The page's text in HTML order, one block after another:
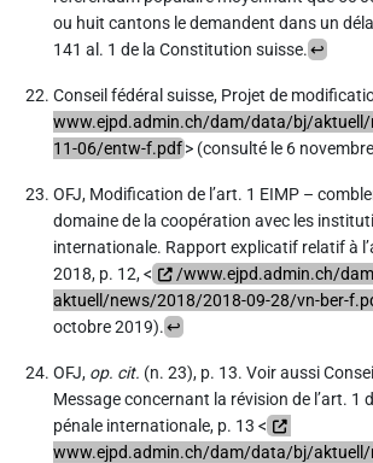
ou huit cantons le demandent dans un
141 al. 1 de la Constitution suisse.↩
Conseil fédéral suisse, Projet de
www.ejpd.admin.ch/dam/data/bj/
11-06/entw-f.pdf> (consulté le 6
OFJ, Modification de l’art. 1 EIMP –
domaine de la coopération avec les
internationale. Rapport explicatif relatif à
2018, p. 12, <
/www.ejpd.‌admin.ch/
aktuell/news/2018/2018-09-28/vn-ber-
octobre 2019).↩
OFJ, op. cit. (n. 23), p. 13. Voir aussi
Message concernant la révision de l’art. 1
pénale internationale, p. 13 <
www.ejpd.admin.ch/dam/data/bj/